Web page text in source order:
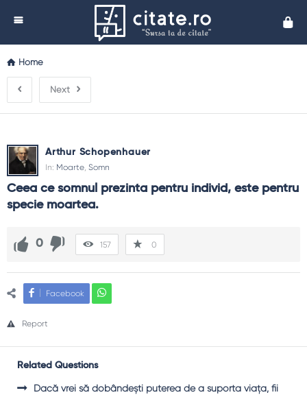
Home
Next
Arthur Schopenhauer
In: Moarte, Somn
Ceea ce somnul prezinta pentru individ, este pentru
specie moartea.
0 157 0
Facebook
Report
Related Questions
Dacă vrei să dobândeşti puterea de a suporta viaţa, fii